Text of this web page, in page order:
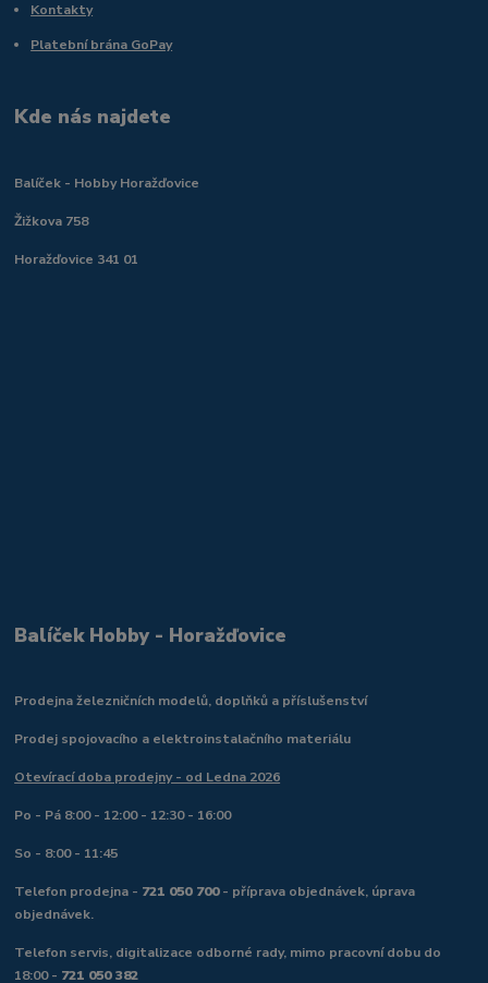
Kontakty
Platební brána GoPay
Kde nás najdete
Balíček - Hobby Horažďovice
Žižkova 758
Horažďovice 341 01
Balíček Hobby - Horažďovice
Prodejna železničních modelů, doplňků a příslušenství
Prodej spojovacího a elektroinstalačního materiálu
Otevírací doba prodejny - od Ledna 2026
Po - Pá 8:00 - 12:00 - 12:30 - 16:00
So - 8:00 - 11:45
Telefon prodejna - 721 050 700- příprava objednávek, úprava
objednávek.
Telefon servis, digitalizace odborné rady, mimo pracovní dobu do
18:00 - 721 050 382